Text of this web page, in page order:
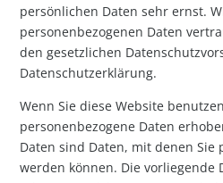
persönlichen Daten sehr ernst.
personenbezogenen Daten
den gesetzlichen
Datenschutzerklärung.
Wenn Sie diese Website
personenbezogene Daten
Daten sind Daten, mit denen
werden können. Die vorliegende